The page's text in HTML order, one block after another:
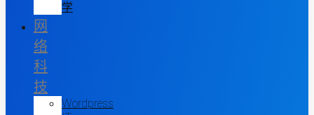
学
网
络
科
技
Wordpress